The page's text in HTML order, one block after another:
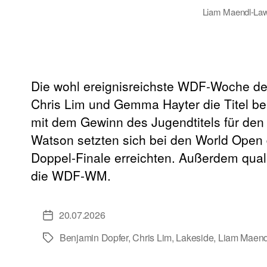
Liam Maendl-
Die wohl ereignisreichste WDF-Woche
Chris Lim und Gemma Hayter die Titel
mit dem Gewinn des Jugendtitels für
Watson setzten sich bei den World
Doppel-Finale erreichten. Außerdem
die WDF-WM.
Veröffentlichungsdatum
20.07.2026
Schlagwörter
Benjamin Dopfer,Chris Lim, Lakeside, Liam